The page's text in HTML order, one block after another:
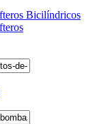
Bicilíndricos